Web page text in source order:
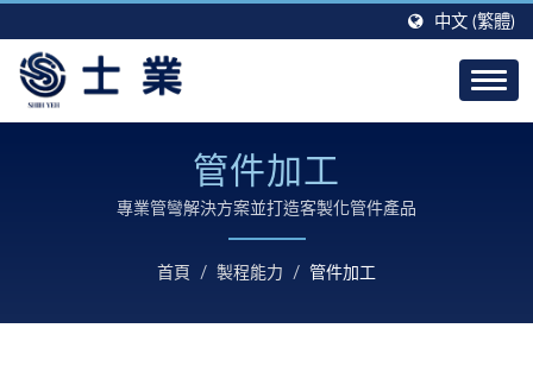
中文 (繁體)
管件加工
專業管彎解決方案並打造客製化管件產品
首頁 / 製程能力 / 管件加工